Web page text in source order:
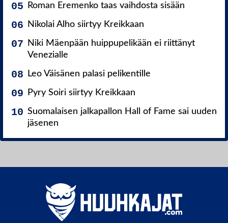
Roman Eremenko taas vaihdosta sisään
Nikolai Alho siirtyy Kreikkaan
Niki Mäenpään huippupelikään ei riittänyt
Venezialle
Leo Väisänen palasi pelikentille
Pyry Soiri siirtyy Kreikkaan
Suomalaisen jalkapallon Hall of Fame sai uuden
jäsenen